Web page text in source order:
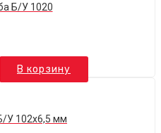
Б/У 1020
В корзину
У 102х6,5 мм